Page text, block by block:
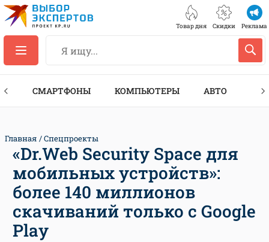
Товар дня Скидки Реклама
СМАРТФОНЫ КОМПЬЮТЕРЫ АВТО
Главная Спецпроекты
«Dr.Web Security Space для
мобильных устройств»:
более 140 миллионов
скачиваний только с Google
Play